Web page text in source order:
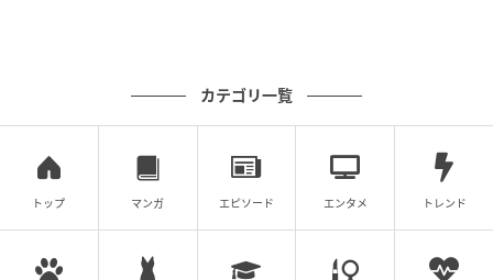
＼スティックタイプのパフは上からたたいて／
スティックタイプのパフは、垂直に優しくポンポンと
タップしてなじませます。スワイプしたり、強く押す
とのせたコンシーラーが取れてしまいます。
カテゴリ一覧
トップ マンガ エピソード エンタメ トレンド